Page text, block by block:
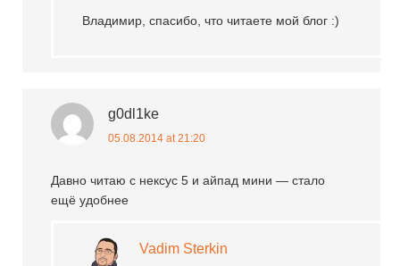
Владимир, спасибо, что читаете мой блог :)
g0dl1ke
05.08.2014 at 21:20
Давно читаю с нексус 5 и айпад мини — стало
ещё удобнее
Vadim Sterkin